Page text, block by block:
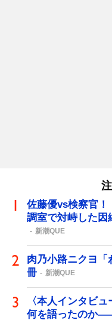
佐藤優vs検察官
調室で対峙した因
新潮QUE
肉乃小路ニクヨ「
冊
新潮QUE
〈本人インタビ
何を語ったのか